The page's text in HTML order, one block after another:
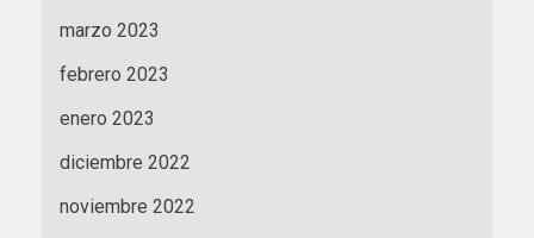
marzo 2023
febrero 2023
enero 2023
diciembre 2022
noviembre 2022